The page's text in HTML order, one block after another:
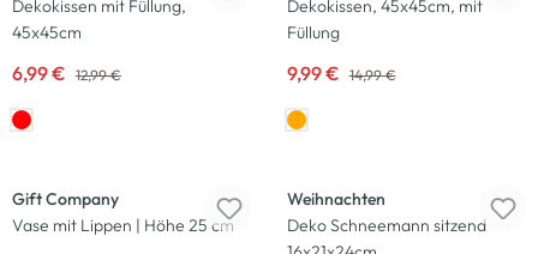
Dekokissen mit Füllung,
45x45cm
6,99 € 12,99 €
Dekokissen, 45x45cm, mit
Füllung
9,99 € 14,99 €
Gift Company
Vase mit Lippen | Höhe 25 cm
Weihnachten
Deko Schneemann sitzend